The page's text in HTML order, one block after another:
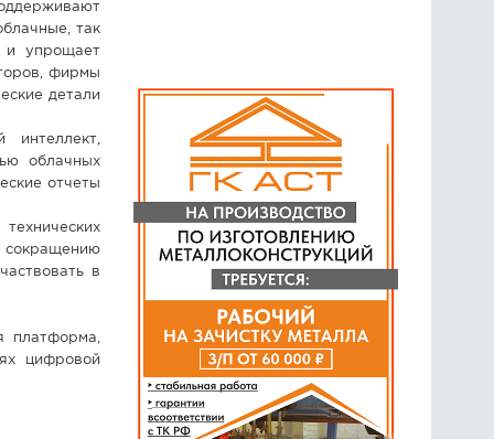
так
и упрощает
фирмы
детали
облачных
отчеты
сокращению
в
платформа,
цифровой